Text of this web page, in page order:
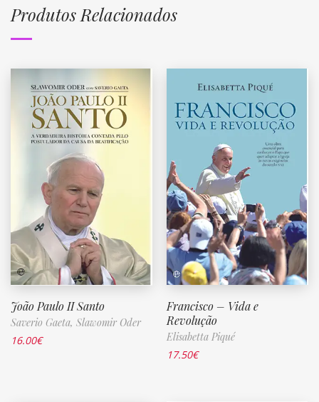
Produtos Relacionados
João Paulo II Santo
Saverio Gaeta, Slawomir Oder
16.00€
Francisco – Vida e
Revolução
Elisabetta Piqué
17.50€